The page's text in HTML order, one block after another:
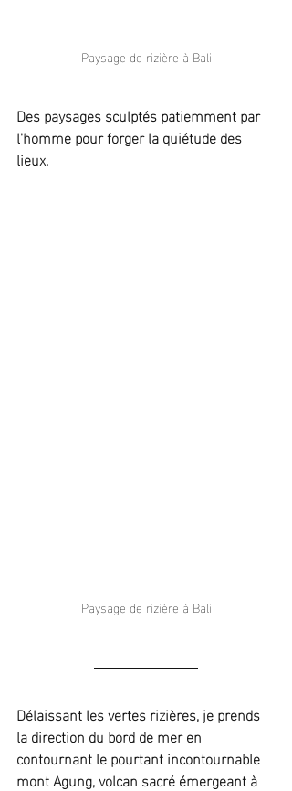
Paysage de rizière à Bali
Des paysages sculptés patiemment par
l'homme pour forger la quiétude des
lieux.
Paysage de rizière à Bali
Délaissant les vertes rizières, je prends
la direction du bord de mer en
contournant le pourtant incontournable
mont Agung, volcan sacré émergeant à